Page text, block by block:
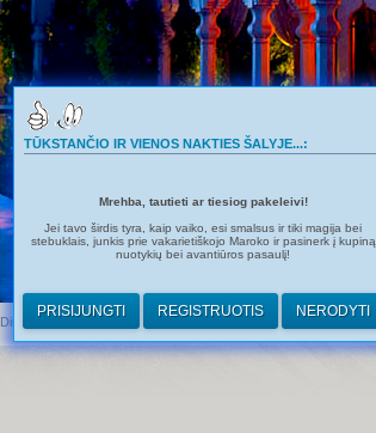
Dirhamai
TŪKSTANČIO IR VIENOS NAKTIES ŠALYJE...:
Mrehba, tautieti ar tiesiog pakeleivi!
Jei tavo širdis tyra, kaip vaiko, esi smalsus ir tiki magija bei
stebuklais, junkis prie vakarietiškojo Maroko ir pasinerk į kupiną
nuotykių bei avantiūros pasaulį!
PRISIJUNGTI REGISTRUOTIS NERODYTI